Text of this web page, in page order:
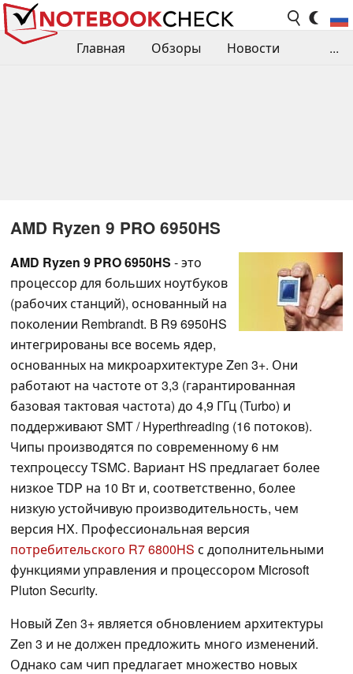
Главная Обзоры
Новости
...
AMD Ryzen 9 PRO 6950HS
AMD Ryzen 9 PRO 6950HS - это
процессор для больших ноутбуков
(рабочих станций), основанный на
поколении Rembrandt. В R9 6950HS
интегрированы все восемь ядер,
основанных на микроархитектуре Zen 3+. Они
работают на частоте от 3,3 (гарантированная
базовая тактовая частота) до 4,9 ГГц (Turbo) и
поддерживают SMT / Hyperthreading (16 потоков).
Чипы производятся по современному 6 нм
техпроцессу TSMC. Вариант HS предлагает более
низкое TDP на 10 Вт и, соответственно, более
низкую устойчивую производительность, чем
версия HX. Профессиональная версия
потребительского R7 6800HS с дополнительными
функциями управления и процессором Microsoft
Pluton Security.
Новый Zen 3+ является обновлением архитектуры
Zen 3 и не должен предложить много изменений.
Однако сам чип предлагает множество новых